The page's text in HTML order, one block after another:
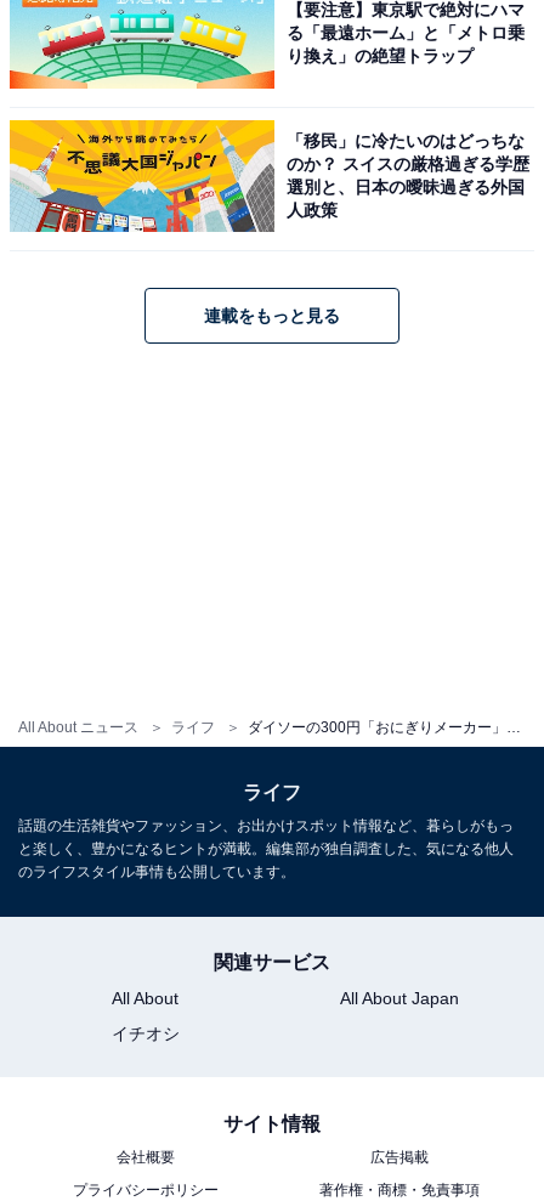
All About ニュース ライフ
2つ並べても違いは分かりませんよね。
実物を手に取っても違いは見つかりません。
【要注意】東京駅で絶対にハマ
る「最遠ホーム」と「メトロ乗
り換え」の絶望トラップ
「移民」に冷たいのはどっちな
のか？ スイスの厳格過ぎる学歴
選別と、日本の曖昧過ぎる外国
人政策
連載をもっと見る
ライフ
話題の生活雑貨やファッション、お出かけスポット情報など、暮らしがもっ
と楽しく、豊かになるヒントが満載。編集部が独自調査した、気になる他人
のライフスタイル事情も公開しています。
関連サービス
All About
All About Japan
イチオシ
サイト情報
会社概要
広告掲載
プライバシーポリシー
著作権・商標・免責事項